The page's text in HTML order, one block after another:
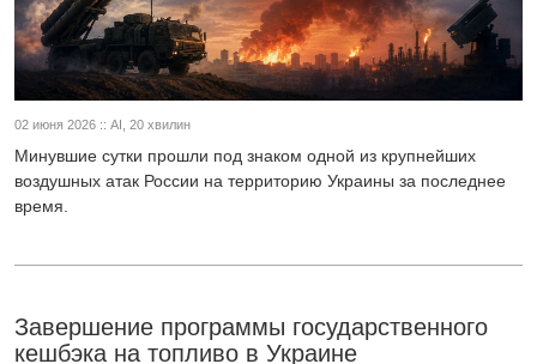
02 июня 2026 :: AI, 20 хвилин
Минувшие сутки прошли под знаком одной из крупнейших
воздушных атак России на территорию Украины за последнее
время.
Завершение программы государственного
кешбэка на топливо в Украине